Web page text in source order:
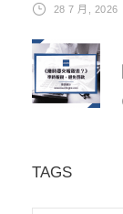
28 7 月, 2026
TAGS